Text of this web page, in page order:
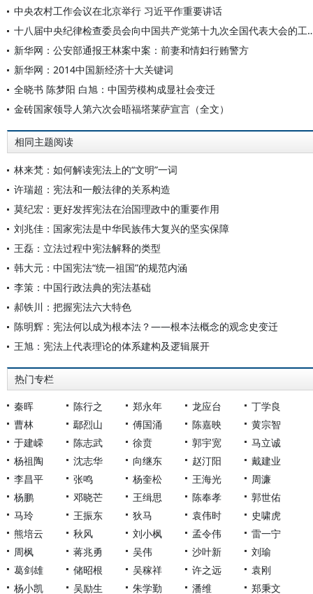
中央农村工作会议在北京举行 习近平作重要讲话
十八届中央纪律检查委员会向
新华网：公安部通报王林案中案：前妻和情妇行贿警方
新华网：2014中国新经济十大关键词
全晓书 陈梦阳 白旭：中国劳模构成显社会变迁
金砖国家领导人第六次会晤福塔莱萨宣言（全文）
相同主题阅读
林来梵：如何解读宪法上的“文明”一词
许瑞超：宪法和一般法律的关系构造
莫纪宏：更好发挥宪法在治国理政中的重要作用
刘兆佳：国家宪法是中华民族伟大复兴的坚实保障
王磊：立法过程中宪法解释的类型
韩大元：中国宪法“统一祖国”的规范内涵
李策：中国行政法典的宪法基础
郝铁川：把握宪法六大特色
陈明辉：宪法何以成为根本法？——根本法概念的观念史变迁
王旭：宪法上代表理论的体系建构及逻辑展开
热门专栏
秦晖 陈行之 郑永年 龙应台
丁学良
曹林
鄢烈山 傅国涌 陈嘉映
黄宗智
于建嵘
陈志武 徐贲 郭宇宽
马立诚
杨祖陶
沈志华 向继东 赵汀阳
戴建业
李昌平
张鸣 杨奎松 王海光
周濂
杨鹏
邓晓芒 王缉思 陈奉孝
郭世佑
马玲
王振东 狄马 袁伟时
史啸虎
熊培云
秋风 刘小枫 孟令伟
雷一宁
周枫
蒋兆勇 吴伟 沙叶新
刘瑜
葛剑雄
储昭根 吴稼祥 许之远
袁刚
杨小凯
吴励生 朱学勤 潘维 郑秉文